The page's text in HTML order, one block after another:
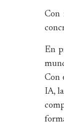
Con
En
Con
IA,